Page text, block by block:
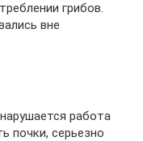
грибов.
вне
работа
почки, серьезно